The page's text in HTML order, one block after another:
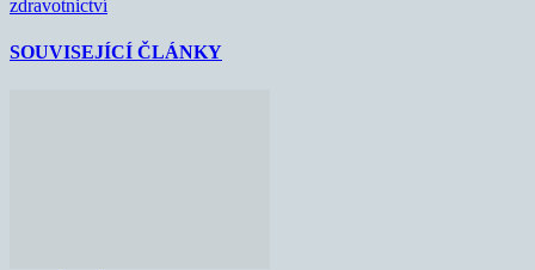
zdravotnictví
SOUVISEJÍCÍ ČLÁNKY